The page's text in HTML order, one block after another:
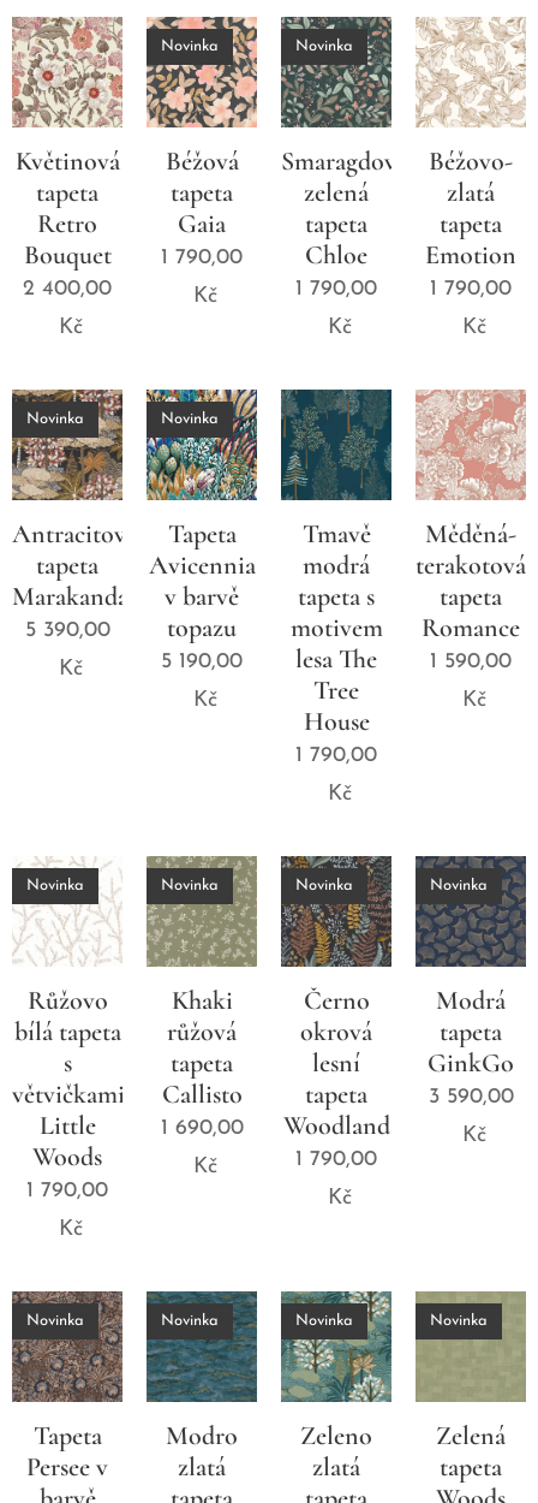
Květinová
tapeta
Retro
Bouquet
2 400,00
Kč
Béžová
tapeta
Gaia
Novinka
1 790,00
Kč
Smaragdově
zelená
tapeta
Chloe
Novinka
1 790,00
Kč
Béžovo-
zlatá
tapeta
Emotion
1 790,00
Kč
Antracitová
tapeta
Marakanda
Novinka
5 390,00
Kč
Tapeta
Avicennia
v barvě
topazu
Novinka
5 190,00
Kč
Tmavě
modrá
tapeta s
motivem
lesa The
Tree
House
1 790,00
Kč
Měděná-
terakotová
tapeta
Romance
1 590,00
Kč
Růžovo
bílá tapeta
s
větvičkami
Little
Woods
Novinka
1 790,00
Kč
Khaki
růžová
tapeta
Callisto
Novinka
1 690,00
Kč
Černo
okrová
lesní
tapeta
Woodland
Novinka
1 790,00
Kč
Modrá
tapeta
GinkGo
Novinka
3 590,00
Kč
Tapeta
Persee v
Novinka
Modro
zlatá
Novinka
Zeleno
zlatá
Novinka
Zelená
tapeta
Novinka